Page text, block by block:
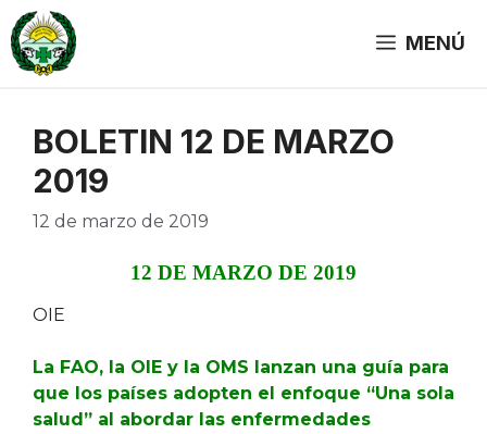
Saltar
al
contenido
MENÚ
BOLETIN 12 DE MARZO
2019
12 de marzo de 2019
12 DE MARZO DE 2019
OIE
La FAO, la OIE y la OMS lanzan una guía para
que los países adopten el enfoque “Una sola
salud” al abordar las enfermedades